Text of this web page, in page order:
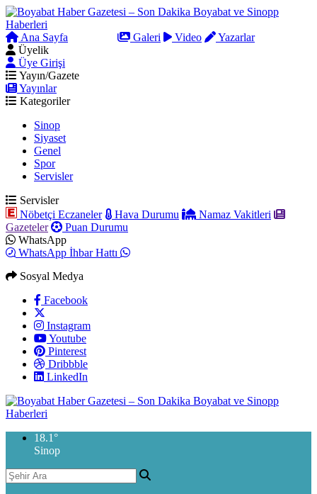
Ana Sayfa Galeri Video
Yazarlar
Üyelik
Üye Girişi
Yayın/Gazete
Yayınlar
Kategoriler
Sinop
Siyaset
Genel
Spor
Servisler
Servisler
Nöbetçi Eczaneler
Hava Durumu
Namaz Vakitleri
Gazeteler
Puan Durumu
WhatsApp
WhatsApp İhbar Hattı
Sosyal Medya
Facebook
Instagram
Youtube
Pinterest
Dribbble
LinkedIn
18.1 °
Sinop